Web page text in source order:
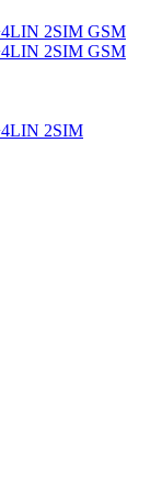
2SIM GSM
2SIM GSM
2SIM